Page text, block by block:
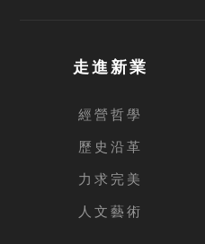
走進新業
經營哲學
歷史沿革
力求完美
人文藝術